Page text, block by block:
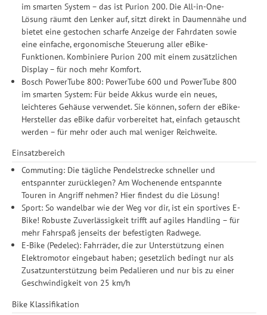
im smarten System – das ist Purion 200. Die All-in-One-
Lösung räumt den Lenker auf, sitzt direkt in Daumennähe und
bietet eine gestochen scharfe Anzeige der Fahr­daten sowie
eine einfache, ergonomische Steuerung aller eBike-
Funktionen. Kombiniere Purion 200 mit einem zusätzlichen
Display – für noch mehr Komfort.
Bosch PowerTube 800: PowerTube 600 und PowerTube 800
im smarten System: Für beide Akkus wurde ein neues,
leichteres Gehäuse verwendet. Sie können, sofern der eBike-
Hersteller das eBike dafür vorbereitet hat, einfach getauscht
werden – für mehr oder auch mal weniger Reichweite.
Einsatzbereich
Commuting: Die tägliche Pendelstrecke schneller und
entspannter zurücklegen? Am Wochenende entspannte
Touren in Angriff nehmen? Hier findest du die Lösung!
Sport: So wandelbar wie der Weg vor dir, ist ein sportives E-
Bike! Robuste Zuverlässigkeit trifft auf agiles Handling – für
mehr Fahrspaß jenseits der befestigten Radwege.
E-Bike (Pedelec): Fahrräder, die zur Unterstützung einen
Elektromotor eingebaut haben; gesetzlich bedingt nur als
Zusatzunterstützung beim Pedalieren und nur bis zu einer
Geschwindigkeit von 25 km/h
Bike Klassifikation